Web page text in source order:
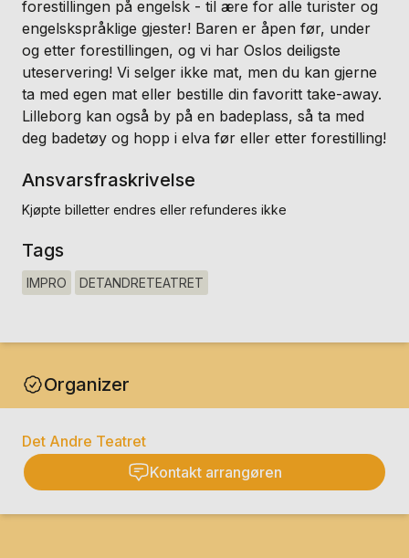
forestillingen på engelsk - til ære for alle turister og
engelskspråklige gjester! Baren er åpen før, under
og etter forestillingen, og vi har Oslos deiligste
uteservering! Vi selger ikke mat, men du kan gjerne
ta med egen mat eller bestille din favoritt take-away.
Lilleborg kan også by på en badeplass, så ta med
deg badetøy og hopp i elva før eller etter forestilling!
Ansvarsfraskrivelse
Kjøpte billetter endres eller refunderes ikke
Tags
IMPRO DETANDRETEATRET
Organizer
Det Andre Teatret
Kontakt arrangøren